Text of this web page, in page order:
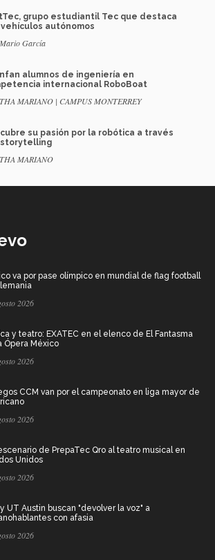
grupo estudiantil Tec que destaca
vehículos autónomos
García
alumnos de ingeniería en
internacional RoboBoat
MARIANO | CAMPUS MONTERREY
su pasión por la robótica a través
MARIANO
va por pase olímpico en mundial de flag football
2026
y teatro: EXATEC en el elenco de El Fantasma
Ópera México
2026
CCM van por el campeonato en liga mayor de
2026
de PrepaTec Qro al teatro musical en
Unidos
2026
UT Austin buscan "devolver la voz" a
con afasia
2026